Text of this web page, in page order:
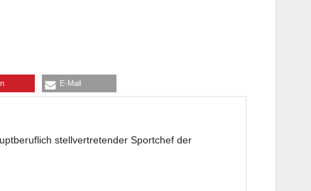
E-Mail
stellvertretender Sportchef der